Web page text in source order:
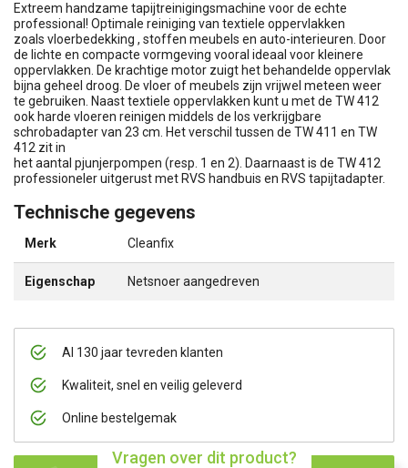
Al 130 jaar tevreden klanten
Kwaliteit, snel en veilig geleverd
Online bestelgemak
Vragen over dit product?
Extreem handzame tapijtreinigingsmachine voor de echte
professional! Optimale reiniging van textiele oppervlakken
zoals vloerbedekking , stoffen meubels en auto-interieuren. Door
de lichte en compacte vormgeving vooral ideaal voor kleinere
oppervlakken. De krachtige motor zuigt het behandelde oppervlak
bijna geheel droog. De vloer of meubels zijn vrijwel meteen weer
te gebruiken. Naast textiele oppervlakken kunt u met de TW 412
ook harde vloeren reinigen middels de los verkrijgbare
schrobadapter van 23 cm. Het verschil tussen de TW 411 en TW
412 zit in
het aantal pjunjerpompen (resp. 1 en 2). Daarnaast is de TW 412
professioneler uitgerust met RVS handbuis en RVS tapijtadapter.
Technische gegevens
Merk Cleanfix
Eigenschap Netsnoer aangedreven